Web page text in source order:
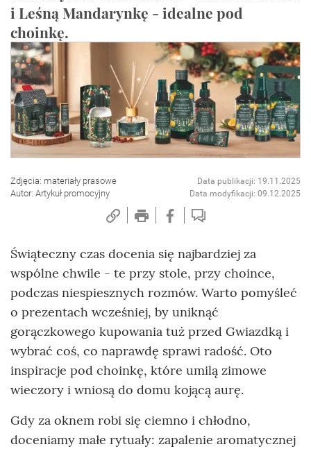
i Leśną Mandarynkę - idealne pod
choinkę.
Zdjęcia: materiały prasowe
Autor: Artykuł promocyjny
Data publikacji: 19.11.2025
Data modyfikacji: 09.12.2025
Świąteczny czas docenia się najbardziej za
wspólne chwile - te przy stole, przy choince,
podczas niespiesznych rozmów. Warto pomyśleć
o prezentach wcześniej, by uniknąć
gorączkowego kupowania tuż przed Gwiazdką i
wybrać coś, co naprawdę sprawi radość. Oto
inspiracje pod choinkę, które umilą zimowe
wieczory i wniosą do domu kojącą aurę.
Gdy za oknem robi się ciemno i chłodno,
doceniamy małe rytuały: zapalenie aromatycznej